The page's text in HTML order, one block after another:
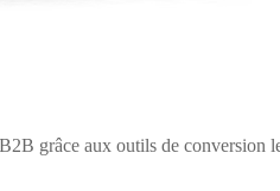
grâce aux outils de